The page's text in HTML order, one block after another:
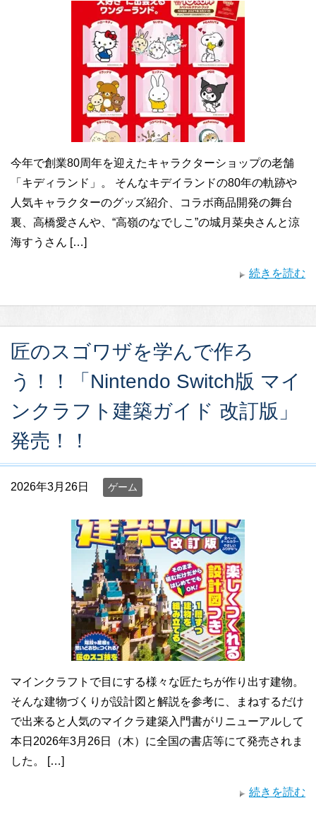
今年で創業80周年を迎えたキャラクターショップの老舗
「キディランド」。 そんなキデイランドの80年の軌跡や
人気キャラクターのグッズ紹介、コラボ商品開発の舞台
裏、高橋愛さんや、“高嶺のなでしこ”の城月菜央さんと涼
海すうさん […]
続きを読む
匠のスゴワザを学んで作ろ
う！！「Nintendo Switch版 マイ
ンクラフト建築ガイド 改訂版」
発売！！
2026年3月26日 ゲーム
マインクラフトで目にする様々な匠たちが作り出す建物。
そんな建物づくりが設計図と解説を参考に、まねするだけ
で出来ると人気のマイクラ建築入門書がリニューアルして
本日2026年3月26日（木）に全国の書店等にて発売されま
した。 […]
続きを読む